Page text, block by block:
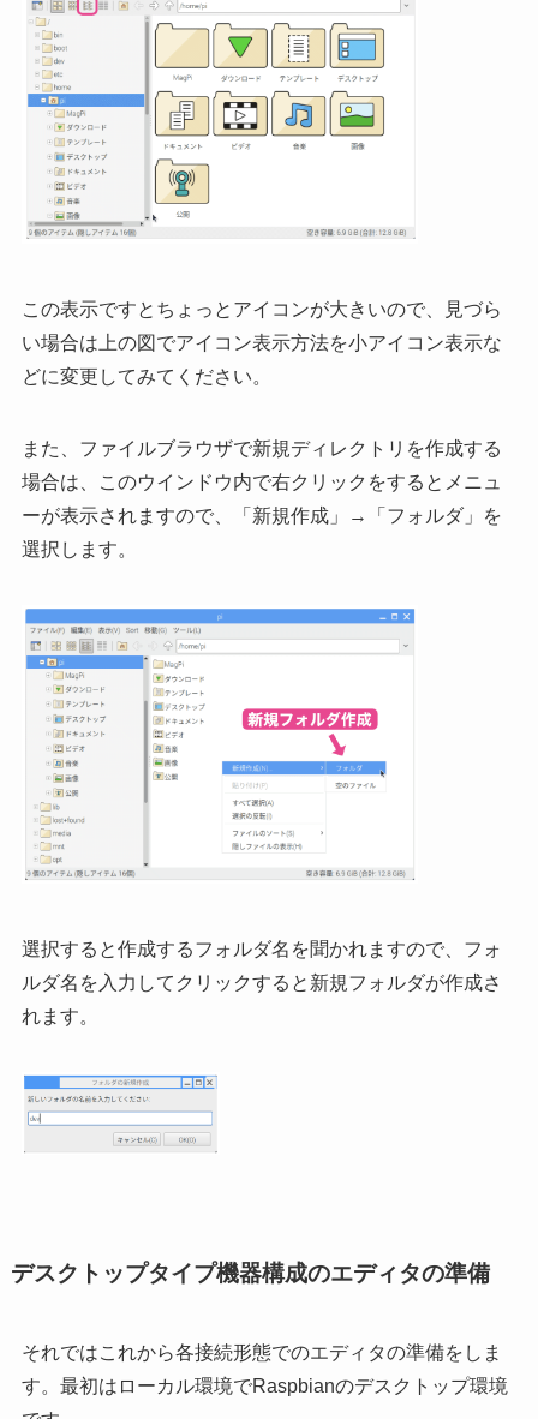
この表示ですとちょっとアイコンが大きいので、見づら
い場合は上の図でアイコン表示方法を小アイコン表示な
どに変更してみてください。
また、ファイルブラウザで新規ディレクトリを作成する
場合は、このウインドウ内で右クリックをするとメニュ
ーが表示されますので、「新規作成」→「フォルダ」を
選択します。
選択すると作成するフォルダ名を聞かれますので、フォ
ルダ名を入力してクリックすると新規フォルダが作成さ
れます。
デスクトップタイプ機器構成のエディタの準備
それではこれから各接続形態でのエディタの準備をしま
す。最初はローカル環境でRaspbianのデスクトップ環境